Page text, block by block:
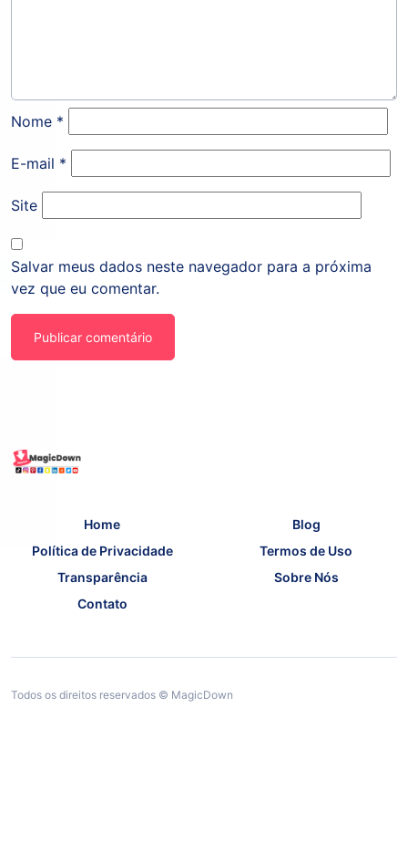
Nome *
E-mail *
Site
Salvar meus dados neste navegador para a próxima
vez que eu comentar.
Home
Blog
Política de Privacidade
Termos de Uso
Transparência
Sobre Nós
Contato
Todos os direitos reservados © MagicDown